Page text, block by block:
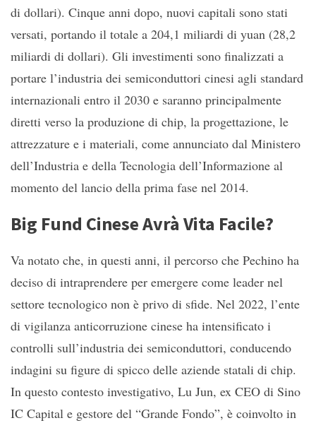
di dollari). Cinque anni dopo, nuovi capitali sono stati
versati, portando il totale a 204,1 miliardi di yuan (28,2
miliardi di dollari). Gli investimenti sono finalizzati a
portare l’industria dei semiconduttori cinesi agli standard
internazionali entro il 2030 e saranno principalmente
diretti verso la produzione di chip, la progettazione, le
attrezzature e i materiali, come annunciato dal Ministero
dell’Industria e della Tecnologia dell’Informazione al
momento del lancio della prima fase nel 2014.
Big Fund Cinese Avrà Vita Facile?
Va notato che, in questi anni, il percorso che Pechino ha
deciso di intraprendere per emergere come leader nel
settore tecnologico non è privo di sfide. Nel 2022, l’ente
di vigilanza anticorruzione cinese ha intensificato i
controlli sull’industria dei semiconduttori, conducendo
indagini su figure di spicco delle aziende statali di chip.
In questo contesto investigativo, Lu Jun, ex CEO di Sino
IC Capital e gestore del “Grande Fondo”, è coinvolto in